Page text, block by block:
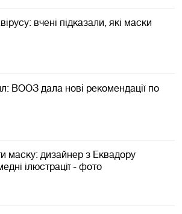
вчені підказали, які маски
ВООЗ дала нові рекомендації по
маску: дизайнер з Еквадору
ілюстрації - фото